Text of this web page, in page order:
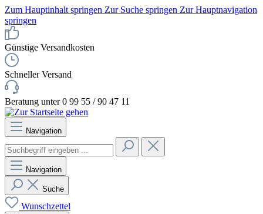
Zum Hauptinhalt springen Zur Suche springen Zur Hauptnavigation
springen
Günstige Versandkosten
Schneller Versand
Beratung unter 0 99 55 / 90 47 11
Navigation
Navigation
Suche
Wunschzettel